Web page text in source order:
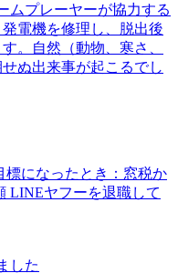
ムプレーヤーが協力する
電機を修理し、脱出後
。自然（動物、寒さ、
ぬ出来事が起こるでし
標になったとき：窓税か
LINEヤフーを退職して
した